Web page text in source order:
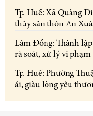
Tp. Huế: Xã Quảng
thủy sản thôn An
Lâm Đồng: Thành
rà soát, xử lý vi
Tp. Huế: Phường
ái, giàu lòng yêu